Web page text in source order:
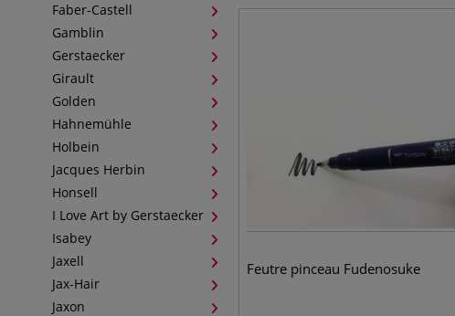
Faber-Castell
Gamblin
Gerstaecker
Girault
Golden
Hahnemühle
Holbein
Jacques Herbin
Honsell
I Love Art by Gerstaecker
Isabey
Jaxell
Jax-Hair
Jaxon
Feutre pinceau Fudenosuke